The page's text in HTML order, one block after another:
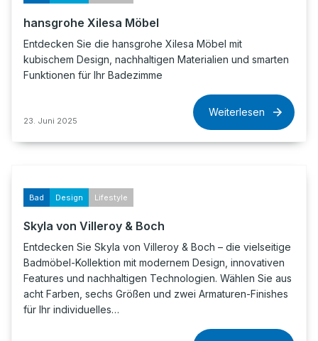
hansgrohe Xilesa Möbel
Entdecken Sie die hansgrohe Xilesa Möbel mit
kubischem Design, nachhaltigen Materialien und smarten
Funktionen für Ihr Badezimme
23. Juni 2025
Weiterlesen
Bad Design Lifestyle
Skyla von Villeroy & Boch
Entdecken Sie Skyla von Villeroy & Boch – die vielseitige
Badmöbel-Kollektion mit modernem Design, innovativen
Features und nachhaltigen Technologien. Wählen Sie aus
acht Farben, sechs Größen und zwei Armaturen-Finishes
für Ihr individuelles…